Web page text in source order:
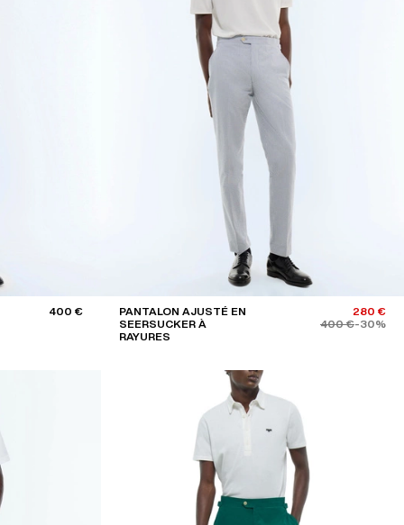
400 €
PANTALON AJUSTÉ EN
SEERSUCKER À
RAYURES
280 €
400 €-30%